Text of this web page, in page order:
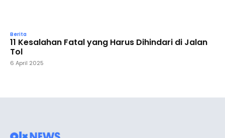
Berita
11 Kesalahan Fatal yang Harus Dihindari di Jalan
Tol
6 April 2025